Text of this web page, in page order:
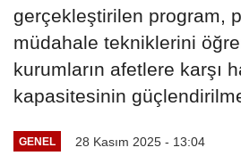
gerçekleştirilen program,
müdahale tekniklerini
kurumların afetlere karşı
kapasitesinin
GENEL 28 Kasım 2025 - 13:04